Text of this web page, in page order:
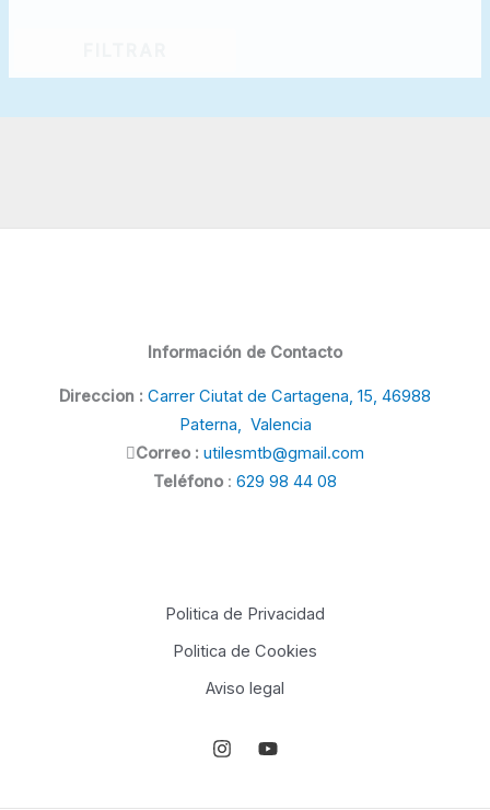
Información de Contacto
Direccion : Carrer Ciutat de Cartagena, 15, 46988
Paterna, Valencia
Correo : utilesmtb@gmail.com
Teléfono : 629 98 44 08
Politica de Privacidad
Politica de Cookies
Aviso legal